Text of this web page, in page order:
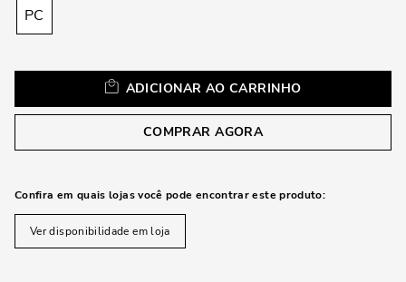
PC
ADICIONAR AO CARRINHO
COMPRAR AGORA
Confira em quais lojas você pode encontrar este produto:
Ver disponibilidade em loja